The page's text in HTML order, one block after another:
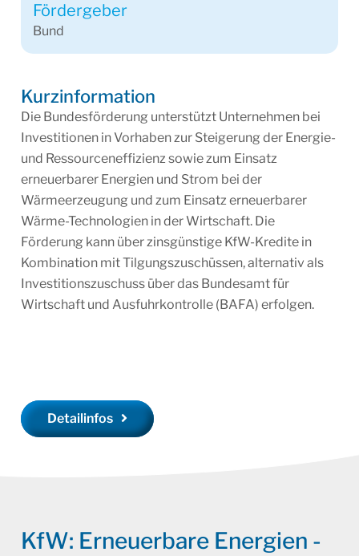
Kurzinformation
Die Bundesförderung unterstützt Unternehmen bei
Investitionen in Vorhaben zur Steigerung der Energie-
und Ressourceneffizienz sowie zum Einsatz
erneuerbarer Energien und Strom bei der
Wärmeerzeugung und zum Einsatz erneuerbarer
Wärme-Technologien in der Wirtschaft. Die
Förderung kann über zinsgünstige KfW-Kredite in
Kombination mit Tilgungszuschüssen, alternativ als
Investitionszuschuss über das Bundesamt für
Wirtschaft und Ausfuhrkontrolle (BAFA) erfolgen.
Detailinfos
Fördergeber
Bund
KfW: Erneuerbare Energien -